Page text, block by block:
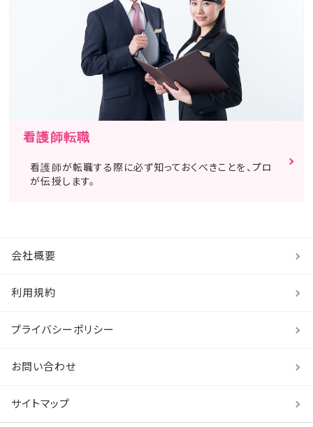
看護師転職
看護師が転職する際に必ず知っておくべきことを、プロ
が伝授します。
会社概要
利用規約
プライバシーポリシー
お問い合わせ
サイトマップ